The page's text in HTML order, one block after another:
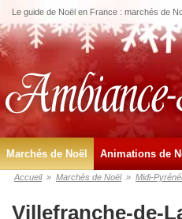
Le guide de Noël en France : marchés de
Marchés de Noël Animations de
Accueil » Marchés de Noël » Midi-
Villefranche-de-